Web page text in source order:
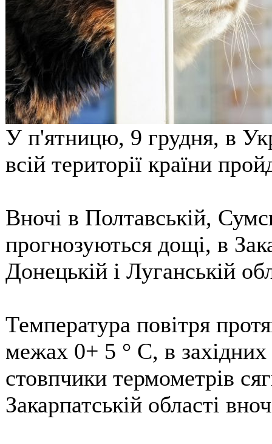
У п'ятницю, 9 грудня, в
всій території країни
Вночі в Полтавській,
прогнозуються дощі, в
Донецькій і Луганській
Температура повітря
межах 0+ 5 ° С, в західних
стовпчики термометрів
Закарпатській області